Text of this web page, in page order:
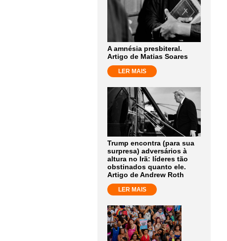
A amnésia presbiteral.
Artigo de Matias Soares
LER MAIS
Trump encontra (para sua
surpresa) adversários à
altura no Irã: líderes tão
obstinados quanto ele.
Artigo de Andrew Roth
LER MAIS